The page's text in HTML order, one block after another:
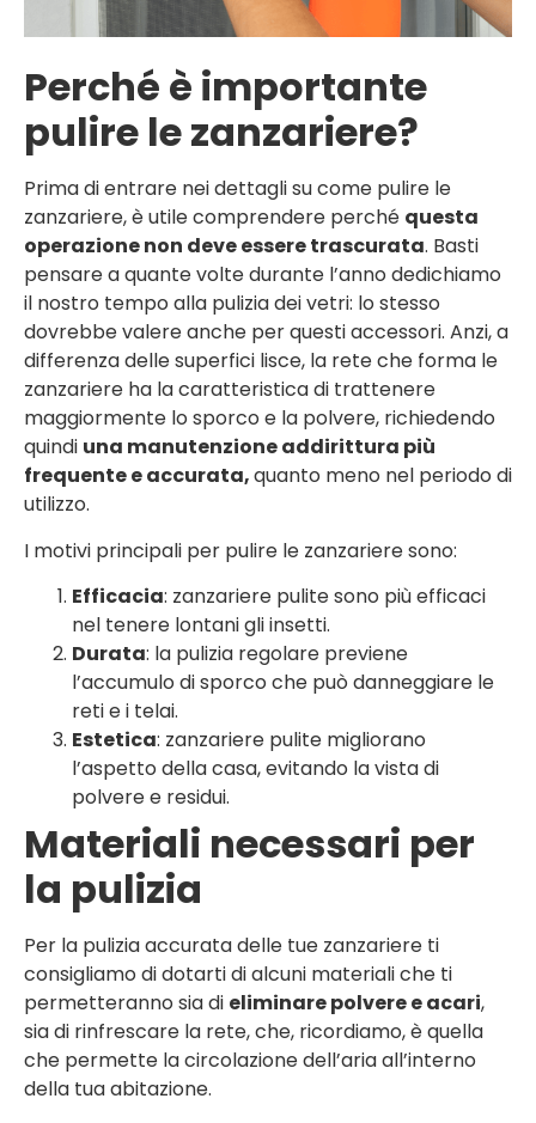
Perché è importante
pulire le zanzariere?
Prima di entrare nei dettagli su come pulire le
zanzariere, è utile comprendere perché questa
operazione non deve essere trascurata. Basti
pensare a quante volte durante l’anno dedichiamo
il nostro tempo alla pulizia dei vetri: lo stesso
dovrebbe valere anche per questi accessori. Anzi, a
differenza delle superfici lisce, la rete che forma le
zanzariere ha la caratteristica di trattenere
maggiormente lo sporco e la polvere, richiedendo
quindi una manutenzione addirittura più
frequente e accurata,quanto meno nel periodo di
utilizzo.
I motivi principali per pulire le zanzariere sono:
Efficacia: zanzariere pulite sono più efficaci
nel tenere lontani gli insetti.
Durata: la pulizia regolare previene
l’accumulo di sporco che può danneggiare le
reti e i telai.
Estetica: zanzariere pulite migliorano
l’aspetto della casa, evitando la vista di
polvere e residui.
Materiali necessari per
la pulizia
Per la pulizia accurata delle tue zanzariere ti
consigliamo di dotarti di alcuni materiali che ti
permetteranno sia di eliminare polvere e acari,
sia di rinfrescare la rete, che, ricordiamo, è quella
che permette la circolazione dell’aria all’interno
della tua abitazione.